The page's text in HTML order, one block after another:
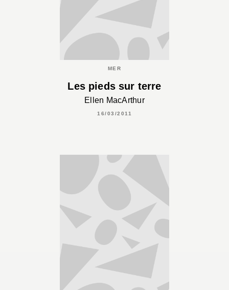
MER
Les pieds sur terre
Ellen MacArthur
16/03/2011